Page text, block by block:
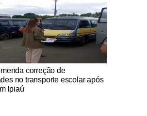
correção de
no transporte escolar após
Ipiaú